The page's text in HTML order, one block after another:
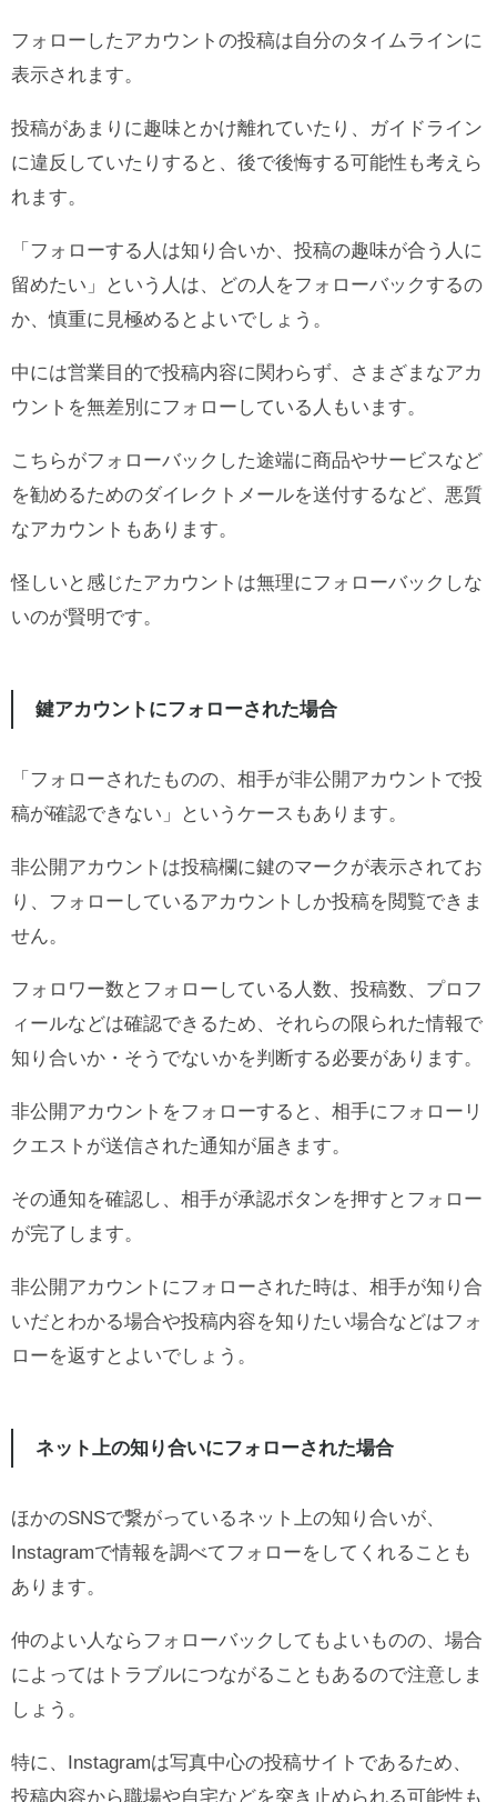
フォローしたアカウントの投稿は自分のタイムラインに
表示されます。
投稿があまりに趣味とかけ離れていたり、ガイドライン
に違反していたりすると、後で後悔する可能性も考えら
れます。
「フォローする人は知り合いか、投稿の趣味が合う人に
留めたい」という人は、どの人をフォローバックするの
か、慎重に見極めるとよいでしょう。
中には営業目的で投稿内容に関わらず、さまざまなアカ
ウントを無差別にフォローしている人もいます。
こちらがフォローバックした途端に商品やサービスなど
を勧めるためのダイレクトメールを送付するなど、悪質
なアカウントもあります。
怪しいと感じたアカウントは無理にフォローバックしな
いのが賢明です。
鍵アカウントにフォローされた場合
「フォローされたものの、相手が非公開アカウントで投
稿が確認できない」というケースもあります。
非公開アカウントは投稿欄に鍵のマークが表示されてお
り、フォローしているアカウントしか投稿を閲覧できま
せん。
フォロワー数とフォローしている人数、投稿数、プロフ
ィールなどは確認できるため、それらの限られた情報で
知り合いか・そうでないかを判断する必要があります。
非公開アカウントをフォローすると、相手にフォローリ
クエストが送信された通知が届きます。
その通知を確認し、相手が承認ボタンを押すとフォロー
が完了します。
非公開アカウントにフォローされた時は、相手が知り合
いだとわかる場合や投稿内容を知りたい場合などはフォ
ローを返すとよいでしょう。
ネット上の知り合いにフォローされた場合
ほかのSNSで繋がっているネット上の知り合いが、
Instagramで情報を調べてフォローをしてくれることも
あります。
仲のよい人ならフォローバックしてもよいものの、場合
によってはトラブルにつながることもあるので注意しま
しょう。
特に、Instagramは写真中心の投稿サイトであるため、
投稿内容から職場や自宅などを突き止められる可能性も